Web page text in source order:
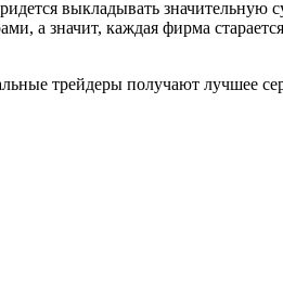
выкладывать значительную
а значит, каждая фирма
трейдеры получают лучшее